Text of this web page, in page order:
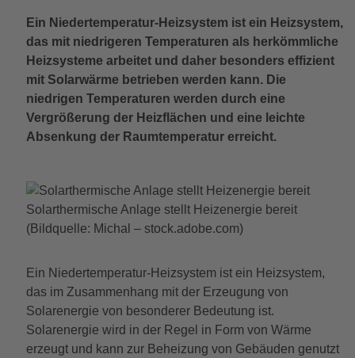
Ein Niedertemperatur-Heizsystem ist ein Heizsystem,
das mit niedrigeren Temperaturen als herkömmliche
Heizsysteme arbeitet und daher besonders effizient
mit Solarwärme betrieben werden kann. Die
niedrigen Temperaturen werden durch eine
Vergrößerung der Heizflächen und eine leichte
Absenkung der Raumtemperatur erreicht.
Solarthermische Anlage stellt Heizenergie bereit
(Bildquelle: Michal – stock.adobe.com)
Ein Niedertemperatur-Heizsystem ist ein Heizsystem,
das im Zusammenhang mit der Erzeugung von
Solarenergie von besonderer Bedeutung ist.
Solarenergie wird in der Regel in Form von Wärme
erzeugt und kann zur Beheizung von Gebäuden genutzt